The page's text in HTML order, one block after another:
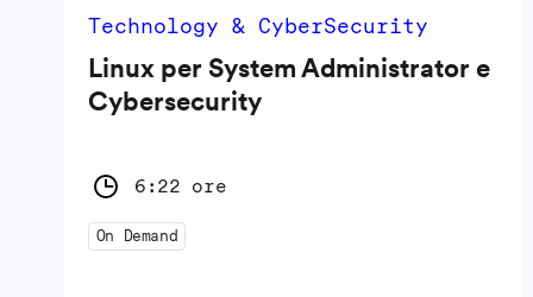
Technology & CyberSecurity
Linux per System Administrator e
Cybersecurity
6:22 ore
On Demand